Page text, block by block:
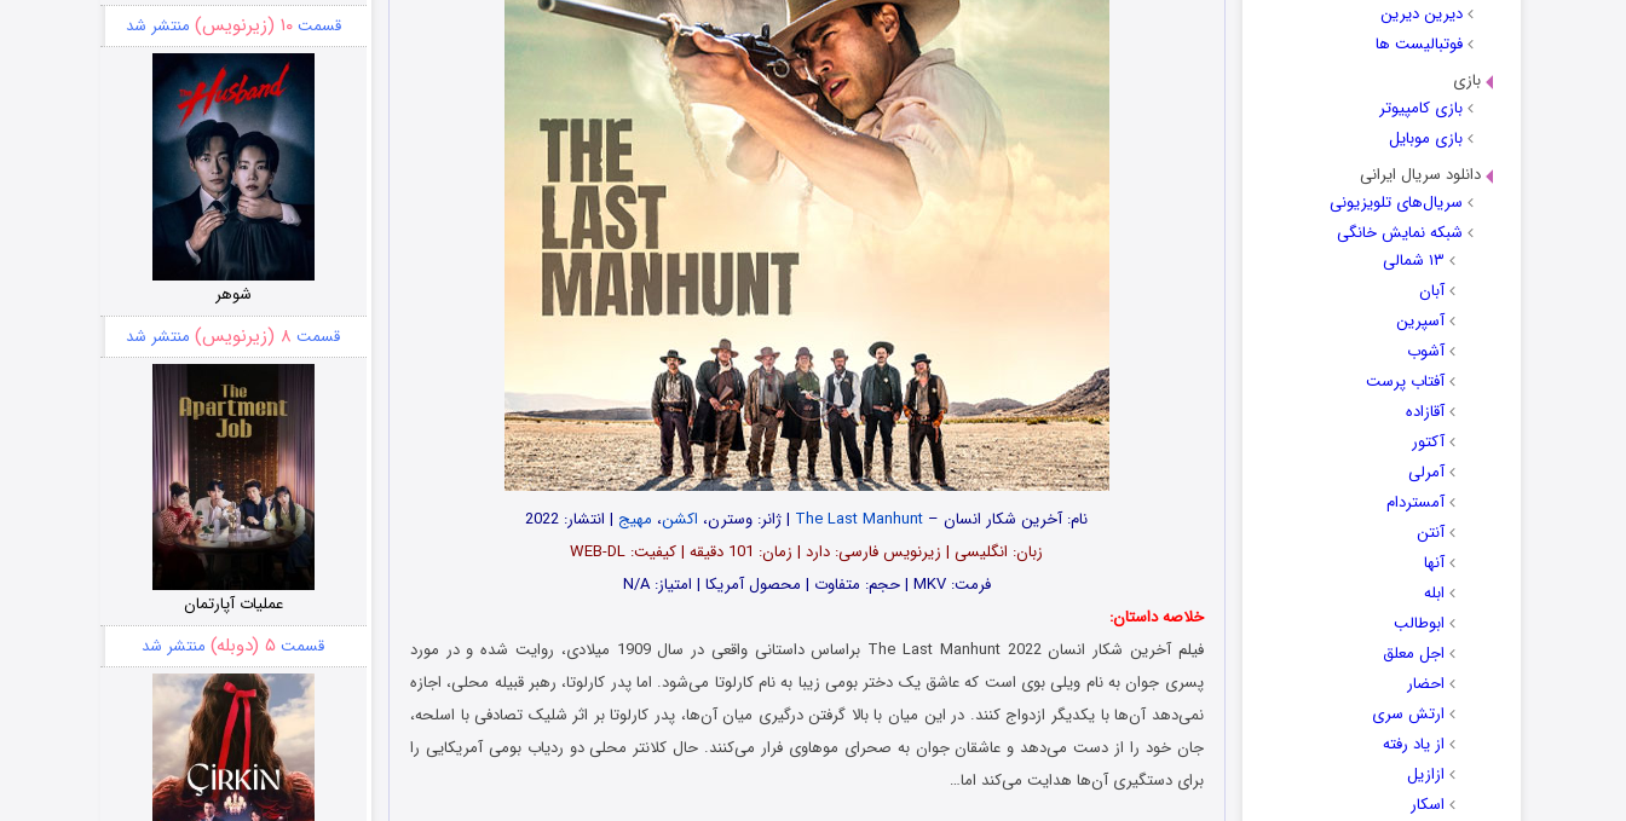
دیرین دیرین
فوتبالیست ها
بازی
بازی کامپیوتر
بازی موبایل
دانلود سریال ایرانی
سریال‌های تلویزیونی
شبکه نمایش خانگی
۱۳ شمالی
آبان
آسپرین
آشوب
آفتاب پرست
آقازاده
آکتور
آمرلی
آمستردام
آنتن
آنها
ابله
ابوطالب
اجل معلق
احضار
ارتش سری
از یاد رفته
ازازیل
اسکار
نام: آخرین شکار انسان – The Last Manhunt | ژانر: وسترن، اکشن، مهیج | انتشار: 2022
زبان: انگلیسی | زیرنویس فارسی: دارد | زمان: 101 دقیقه | کیفیت: WEB-DL
فرمت: MKV | حجم: متفاوت | محصول آمریکا | امتیاز: N/A
خلاصه داستان:
فیلم آخرین شکار انسان The Last Manhunt 2022 براساس داستانی واقعی در سال 1909 میلادی، روایت شده و در مورد
پسری جوان به نام ویلی بوی است که عاشق یک دختر بومی زیبا به نام کارلوتا می‌شود. اما پدر کارلوتا، رهبر قبیله محلی، اجازه
نمی‌دهد آن‌ها با یکدیگر ازدواج کنند. در این میان با بالا گرفتن درگیری میان آن‌ها، پدر کارلوتا بر اثر شلیک تصادفی با اسلحه،
جان خود را از دست می‌دهد و عاشقان جوان به صحرای موهاوی فرار می‌کنند. حال کلانتر محلی دو ردیاب بومی آمریکایی را
برای دستگیری آن‌ها هدایت می‌کند اما…
قسمت۱۰ (زیرنویس) منتشر شد
شوهر
قسمت ۸ (زیرنویس) منتشر شد
عملیات آپارتمان
قسمت ۵ (دوبله) منتشر شد